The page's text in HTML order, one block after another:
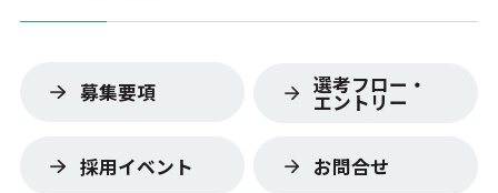
エンジニア セールス
コーポレート
募集要項 選考フロー・
エントリー
採用イベント お問合せ